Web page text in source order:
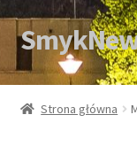
Przejdź
do
nawigacji
Przejdź
do
treści
Strona główna
Strona główna